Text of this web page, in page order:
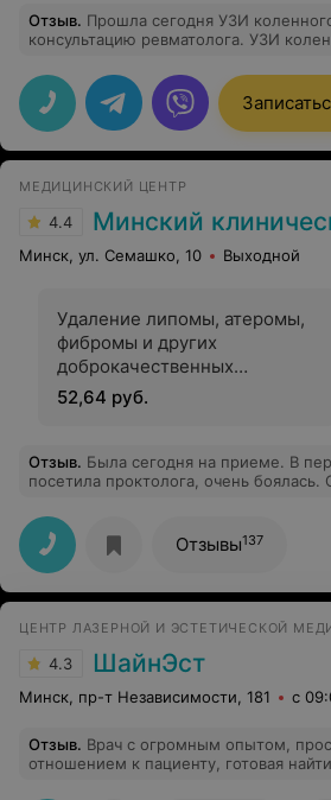
Отзыв. Прошла сегодня УЗИ
консультацию ревматолога. УЗИ
Светлане Васильевне Цыганчук за
ревматолога Галину Геннадьевну
сказать отдельно. Внимательная.
профессиональная. Понимает, что ты
Объяснила, какое будет
результат и снова на прием в Имред!!
огромное медицинскому центру за
замечательных врачей!егодня УЗИ
консультацию ревматолога. УЗИ
делают его единичные медцентры.
МЕДИЦИНСКИЙ ЦЕНТР
4.4 Минский клинический консультативно-диагностический
Минск, ул. Семашко, 10 Выходной
Удаление липомы, атеромы,
фибромы и других
доброкачественных
образований кожи,
подкожной жировой
классическим способом (1
образование)
52,64 руб.
Отзыв. Была сегодня на приеме. В
посетила проктолога, очень боялась.
Безболезненный осмотр, все
вопросы (может даже и
рекомендации. Хороший доктор ,
Спасибо Дмитрию Юрьевичу и его
прием.
Отзывы137
ЦЕНТР ЛАЗЕРНОЙ И ЭСТЕТИЧЕСКОЙ
4.3 ШайнЭст
Минск, пр-т Независимости, 181 с
Отзыв. Врач с огромным опытом,
отношением к пациенту, готовая